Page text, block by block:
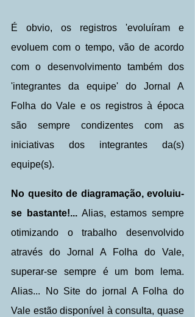
É obvio, os registros 'evoluíram e
evoluem com o tempo, vão de acordo
com o desenvolvimento também dos
'integrantes da equipe' do Jornal A
Folha do Vale e os registros à época
são sempre condizentes com as
iniciativas dos integrantes da(s)
equipe(s).
No quesito de diagramação, evoluiu-
se bastante!... Alias, estamos sempre
otimizando o trabalho desenvolvido
através do Jornal A Folha do Vale,
superar-se sempre é um bom lema.
Alias... No Site do jornal A Folha do
Vale estão disponível à consulta, quase